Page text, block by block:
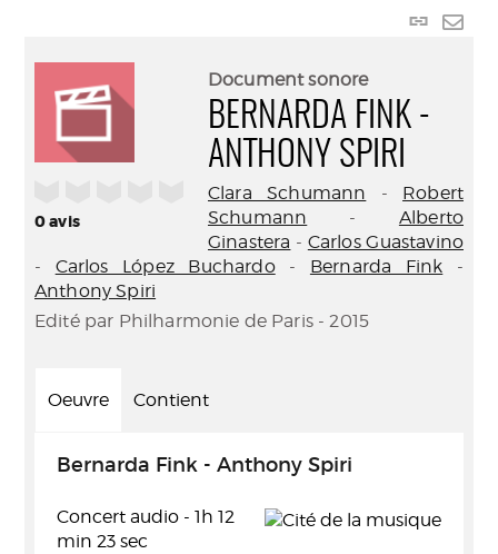
Lien
0avis
Document sonore
BERNARDA FINK -
ANTHONY SPIRI
Clara Schumann - Robert
Schumann - Alberto
Ginastera - Carlos Guastavino
- Carlos López Buchardo- Bernarda Fink -
Anthony Spiri
Edité par Philharmonie de Paris - 2015
Oeuvre Contient
Bernarda Fink - Anthony Spiri
Concert audio - 1h 12
min 23 sec